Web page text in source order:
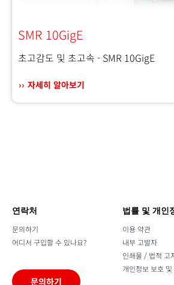
SMR 10GigE
초고감도 및 초고속 - SMR 10GigE
자세히 알아보기
연락처
문의하기
어디서 구입할 수 있나요?
문의하기
법률 및 개인
이용 약관
내부 고발자
인쇄물 / 법적 고
개인정보 보호 및